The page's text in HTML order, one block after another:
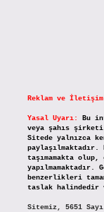
Reklam ve
Yasal Uyarı:
Bu
veya şahıs
Sitede yalnızca
taşımamakta
benzerlikleri
taslak halindedir
Sitemiz, 5651